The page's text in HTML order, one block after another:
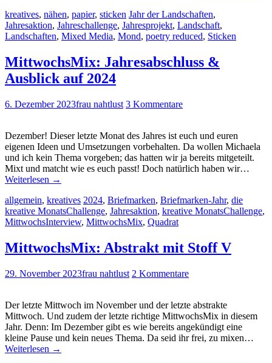
kreatives, nähen, papier, sticken Jahr der Landschaften,
Jahresaktion, Jahreschallenge, Jahresprojekt, Landschaft,
Landschaften, Mixed Media, Mond, poetry reduced, Sticken
MittwochsMix: Jahresabschluss &
Ausblick auf 2024
6. Dezember 2023frau nahtlust 3 Kommentare
Dezember! Dieser letzte Monat des Jahres ist euch und euren
eigenen Ideen und Umsetzungen vorbehalten. Da wollen Michaela
und ich kein Thema vorgeben; das hatten wir ja bereits mitgeteilt.
Mixt und matcht wie es euch passt! Doch natürlich haben wir…
Weiterlesen →
allgemein, kreatives 2024, Briefmarken, Briefmarken-Jahr, die
kreative MonatsChallenge, Jahresaktion, kreative MonatsChallenge,
MittwochsInterview, MittwochsMix, Quadrat
MittwochsMix: Abstrakt mit Stoff V
29. November 2023frau nahtlust 2 Kommentare
Der letzte Mittwoch im November und der letzte abstrakte
Mittwoch. Und zudem der letzte richtige MittwochsMix in diesem
Jahr. Denn: Im Dezember gibt es wie bereits angekündigt eine
kleine Pause und kein neues Thema. Da seid ihr frei, zu mixen…
Weiterlesen →